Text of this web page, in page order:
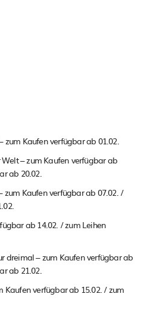
zum Kaufen verfügbar ab 01.02.
– zum Kaufen verfügbar ab
ab 20.02.
zum Kaufen verfügbar ab 07.02. /
ab 14.02. / zum Leihen
dreimal – zum Kaufen verfügbar ab
ab 21.02.
Kaufen verfügbar ab 15.02. / zum